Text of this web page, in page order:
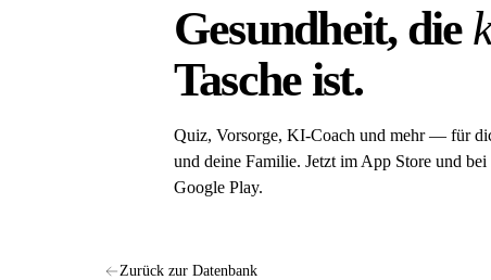
Gesundheit, die
Tasche ist.
Quiz, Vorsorge, KI-Coach und mehr — für
und deine Familie. Jetzt im App Store und bei
Google Play.
Zurück zur Datenbank